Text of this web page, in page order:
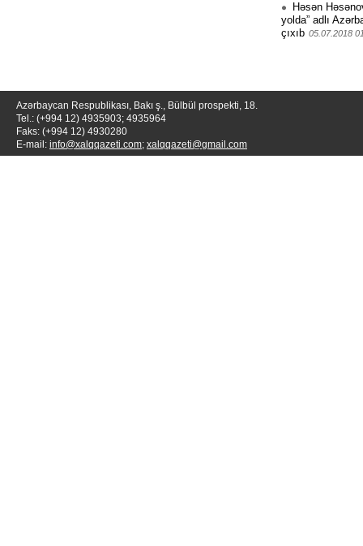
Həsən
yolda” adlı
çıxıb 05.07.2018
Azərbaycan Respublikası, Bakı ş., Bülbül prospekti, 18.
Tel.: (+994 12) 4935903; 4935964
Faks: (+994 12) 4930280
E-mail: info@xalqqazeti.com; xalqqazeti@gmail.com